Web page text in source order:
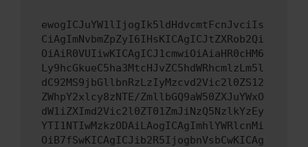
ewogICJuYW1lIjogIk5ldHdvcmtFcnJvciIs
CiAgImNvbmZpZyI6IHsKICAgICJtZXRob2Qi
OiAiR0VUIiwKICAgICJ1cmwiOiAiaHR0cHM6
Ly9hcGkueC5ha3MtcHJvZC5hdWRhcmlzLm5l
dC92MS9jbGllbnRzLzIyMzcvd2Vic2l0ZS12
ZWhpY2xlcy8zNTE/ZmllbGQ9aW50ZXJuYWxO
dW1iZXImd2Vic2l0ZT01ZmJiNzQ5NzlkYzEy
YTI1NTIwMzkzODAiLAogICAgImhlYWRlcnMi
OiB7fSwKICAgICJib2R5IjogbnVsbCwKICAg